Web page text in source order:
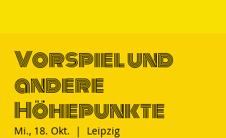
Vorspiel und
andere
Höhepunkte
Mi., 18. Okt.
  |
Leipzig